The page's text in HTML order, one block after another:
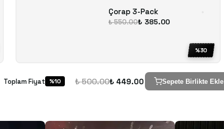
Çorap 3-Pack
₺ 550.00₺ 385.00
%30
Toplam Fiyat %10 ₺ 500.00₺ 449.00 Sepete Birlikte Ekle